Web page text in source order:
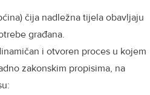
čija nadležna tijela obavljaju
građana.
i otvoren proces u kojem
zakonskim propisima, na